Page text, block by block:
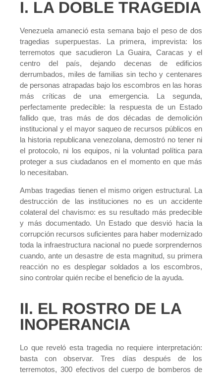
I. LA DOBLE TRAGEDIA
Venezuela amaneció esta semana bajo el peso de dos
tragedias superpuestas. La primera, imprevista: los
terremotos que sacudieron La Guaira, Caracas y el
centro del país, dejando decenas de edificios
derrumbados, miles de familias sin techo y centenares
de personas atrapadas bajo los escombros en las horas
más críticas de una emergencia. La segunda,
perfectamente predecible: la respuesta de un Estado
fallido que, tras más de dos décadas de demolición
institucional y el mayor saqueo de recursos públicos en
la historia republicana venezolana, demostró no tener ni
el protocolo, ni los equipos, ni la voluntad política para
proteger a sus ciudadanos en el momento en que más
lo necesitaban.
Ambas tragedias tienen el mismo origen estructural. La
destrucción de las instituciones no es un accidente
colateral del chavismo: es su resultado más predecible
y más documentado. Un Estado que desvió hacia la
corrupción recursos suficientes para haber modernizado
toda la infraestructura nacional no puede sorprendernos
cuando, ante un desastre de esta magnitud, su primera
reacción no es desplegar soldados a los escombros,
sino controlar quién recibe el beneficio de la ayuda.
II. EL ROSTRO DE LA
INOPERANCIA
Lo que reveló esta tragedia no requiere interpretación:
basta con observar. Tres días después de los
terremotos, 300 efectivos del cuerpo de bomberos de